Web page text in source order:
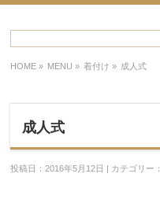
HOME » MENU » 着付け » 成人式
成人式
投稿日：2016年5月12日 | カテゴリー：